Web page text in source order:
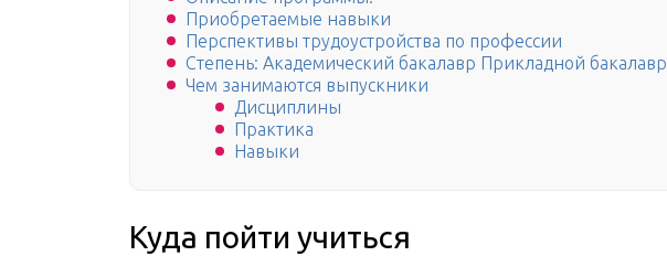
Приобретаемые навыки
Перспективы трудоустройства по профессии
Степень: Академический бакалавр Прикладной бакалавр
Чем занимаются выпускники
Дисциплины
Практика
Навыки
Куда пойти учиться